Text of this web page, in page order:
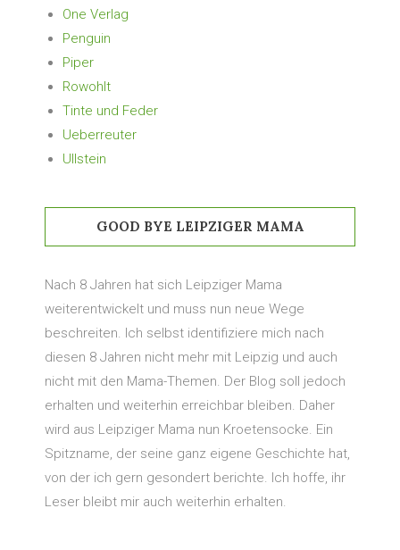
One Verlag
Penguin
Piper
Rowohlt
Tinte und Feder
Ueberreuter
Ullstein
GOOD BYE LEIPZIGER MAMA
Nach 8 Jahren hat sich Leipziger Mama
weiterentwickelt und muss nun neue Wege
beschreiten. Ich selbst identifiziere mich nach
diesen 8 Jahren nicht mehr mit Leipzig und auch
nicht mit den Mama-Themen. Der Blog soll jedoch
erhalten und weiterhin erreichbar bleiben. Daher
wird aus Leipziger Mama nun Kroetensocke. Ein
Spitzname, der seine ganz eigene Geschichte hat,
von der ich gern gesondert berichte. Ich hoffe, ihr
Leser bleibt mir auch weiterhin erhalten.